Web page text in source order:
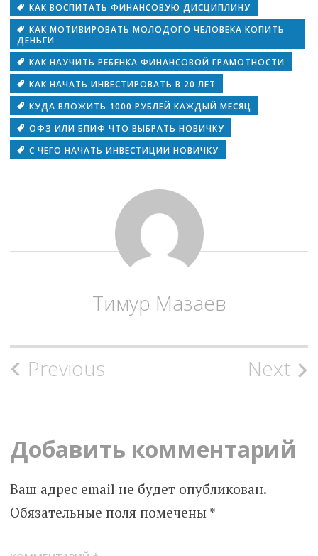
КАК ВОСПИТАТЬ ФИНАНСОВУЮ ДИСЦИПЛИНУ
КАК МОТИВИРОВАТЬ МОЛОДОГО ЧЕЛОВЕКА КОПИТЬ
ДЕНЬГИ
КАК НАУЧИТЬ РЕБЕНКА ФИНАНСОВОЙ ГРАМОТНОСТИ
КАК НАЧАТЬ ИНВЕСТИРОВАТЬ В 20 ЛЕТ
КУДА ВЛОЖИТЬ 1000 РУБЛЕЙ КАЖДЫЙ МЕСЯЦ
ОФЗ ИЛИ БПИФ ЧТО ВЫБРАТЬ НОВИЧКУ
С ЧЕГО НАЧАТЬ ИНВЕСТИЦИИ НОВИЧКУ
Тимур Мазаев
Post
Previous Next
Добавить комментарий
Ваш адрес email не будет опубликован.
Обязательные поля помечены *